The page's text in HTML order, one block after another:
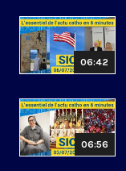
06:42
06:56